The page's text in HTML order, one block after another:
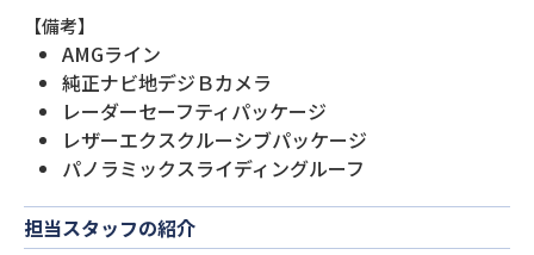
【備考】
AMGライン
純正ナビ地デジＢカメラ
レーダーセーフティパッケージ
レザーエクスクルーシブパッケージ
パノラミックスライディングルーフ
担当スタッフの紹介